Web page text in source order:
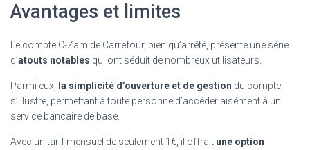
Avantages et limites
Le compte C-Zam de Carrefour, bien qu’arrêté, présente une série
d’atouts notables qui ont séduit de nombreux utilisateurs.
Parmi eux, la simplicité d’ouverture et de gestion du compte
s’illustre, permettant à toute personne d’accéder aisément à un
service bancaire de base.
Avec un tarif mensuel de seulement 1€, il offrait une option